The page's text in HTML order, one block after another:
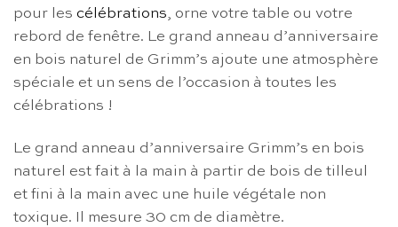
pour les célébrations, orne votre table ou votre
rebord de fenêtre. Le grand anneau d’anniversaire
en bois naturel de Grimm’s ajoute une atmosphère
spéciale et un sens de l’occasion à toutes les
célébrations !
Le grand anneau d’anniversaire Grimm’s en bois
naturel est fait à la main à partir de bois de tilleul
et fini à la main avec une huile végétale non
toxique. Il mesure 30 cm de diamètre.